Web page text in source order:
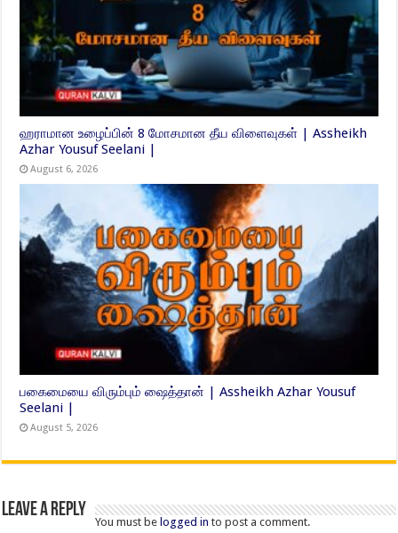
ஹராமான உழைப்பின் 8 மோசமான தீய விளைவுகள் | Assheikh
Azhar Yousuf Seelani |
August 6, 2026
பகைமையை விரும்பும் ஷைத்தான் | Assheikh Azhar Yousuf
Seelani |
August 5, 2026
Leave a Reply
You must be logged in to post a comment.